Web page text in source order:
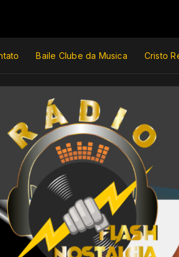
Baile Clube da Musica Cristo